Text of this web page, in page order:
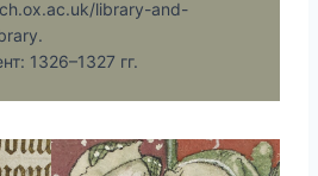
library-and-
1326–1327 гг.